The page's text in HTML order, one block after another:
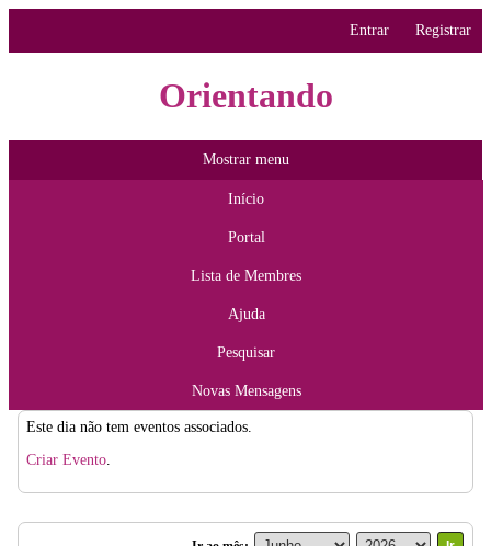
Entrar Registrar
Orientando
Mostrar menu
Início
Portal
Lista de Membres
Ajuda
Pesquisar
Novas Mensagens
Este dia não tem eventos associados.
Criar Evento